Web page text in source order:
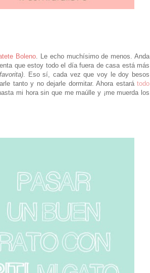
Boleno . Le echo muchísimo de menos. Anda
que estoy todo el día fuera de casa está más
. Eso sí, cada vez que voy le doy besos
tanto y no dejarle dormitar. Ahora estará todo
mi hora sin que me maúlle y ¡me muerda los